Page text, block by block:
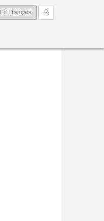
Mon Compte
En Français(current)